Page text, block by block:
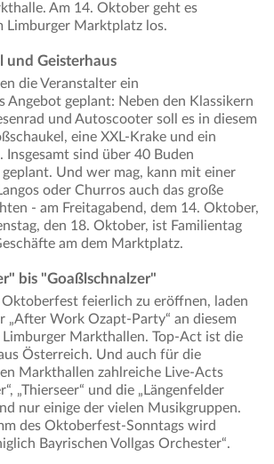
Am 14. Oktober geht es
Limburger Marktplatz los.
und Geisterhaus
die Veranstalter ein
Angebot geplant: Neben den Klassikern
und Autoscooter soll es in diesem
eine XXL-Krake und ein
Insgesamt sind über 40 Buden
Und wer mag, kann mit einer
oder Churros auch das große
- am Freitagabend, dem 14. Oktober,
den 18. Oktober, ist Familientag
am dem Marktplatz.
bis "Goaßlschnalzer"
Oktoberfest feierlich zu eröffnen, laden
„After Work Ozapt-Party“ an diesem
Limburger Markthallen. Top-Act ist die
Österreich. Und auch für die
Markthallen zahlreiche Live-Acts
„Thierseer“ und die „Längenfelder
nur einige der vielen Musikgruppen.
des Oktoberfest-Sonntags wird
Bayrischen Vollgas Orchester“.